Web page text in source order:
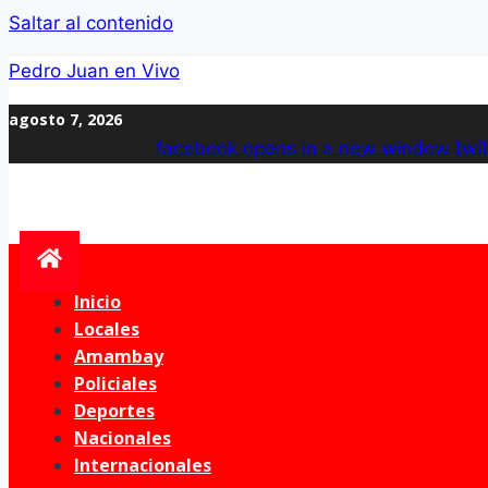
Saltar al contenido
Pedro Juan en Vivo
agosto 7, 2026
facebookopens in a new window
Inicio
Locales
Amambay
Policiales
Deportes
Nacionales
Internacionales